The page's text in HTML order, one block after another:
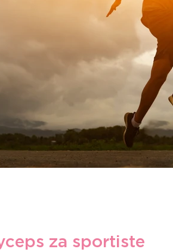
za sportiste